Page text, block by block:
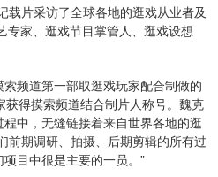
载片采访了全球各地的逛戏从业者及
专家、逛戏节目掌管人、逛戏设想
频道第一部取逛戏玩家配合制做的
得摸索频道结合制片人称号。魏克
中，无缝链接着来自世界各地的逛
前期调研、拍摄、后期剪辑的所有过
目中很是主要的一员。”